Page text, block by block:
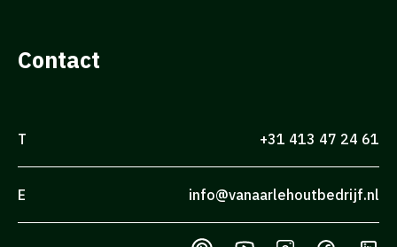
Contact
T +31 413 47 24 61
E info@vanaarlehoutbedrijf.nl